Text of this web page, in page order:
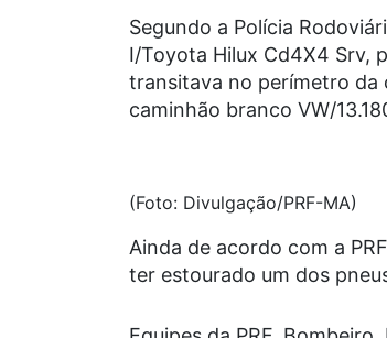
Segundo a Polícia
I/Toyota Hilux Cd4X4 Srv,
transitava no perímetro da
caminhão branco VW/
(Foto: Divulgação/PRF-MA)
Ainda de acordo com a
ter estourado um dos